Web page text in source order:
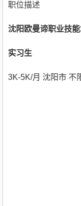
职位描述
沈阳欧曼谛职业技
实习生
3K-5K/月 沈阳市 不